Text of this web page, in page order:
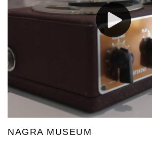
NAGRA MUSEUM